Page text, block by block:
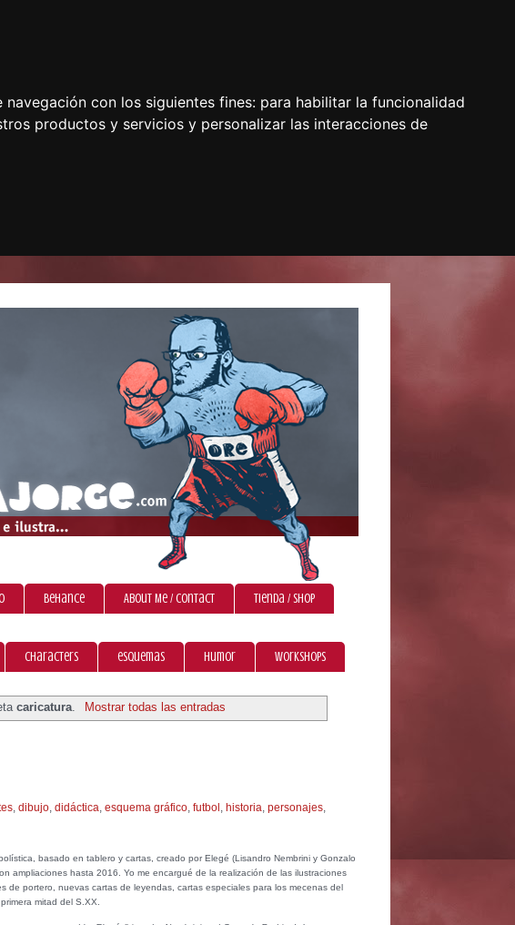
con los siguientes fines: para habilitar la funcionalidad
productos y servicios y personalizar las interacciones de
Behance About Me / Contact Tienda / Shop
characters esquemas humor workshops
caricatura. Mostrar todas las entradas
, dibujo, didáctica, esquema gráfico, futbol , historia, personajes,
basado en tablero y cartas, creado por Elegé (Lisandro Nembrini y Gonzalo
ampliaciones hasta 2016. Yo me encargué de la realización de las ilustraciones
portero, nuevas cartas de leyendas, cartas especiales para los mecenas del
mitad del S.XX.